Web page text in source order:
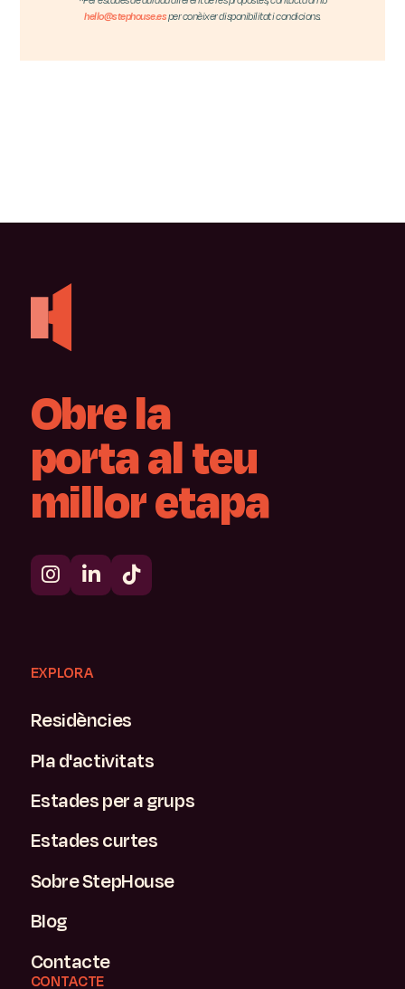
hello@stephouse.esper conèixer disponibilitat i condicions.
Obrela
portaalteu
milloretapa
EXPLORA
Residències
Pla d'activitats
Estades per a grups
Estades curtes
Sobre StepHouse
Blog
Contacte
CONTACTE